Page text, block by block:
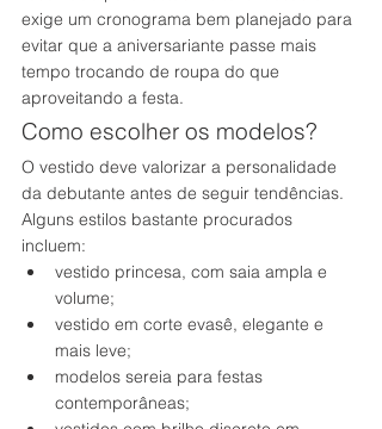
exige um cronograma bem planejado para
evitar que a aniversariante passe mais
tempo trocando de roupa do que
aproveitando a festa.
Como escolher os modelos?
O vestido deve valorizar a personalidade
da debutante antes de seguir tendências.
Alguns estilos bastante procurados
incluem:
vestido princesa, com saia ampla e
volume;
vestido em corte evasê, elegante e
mais leve;
modelos sereia para festas
contemporâneas;